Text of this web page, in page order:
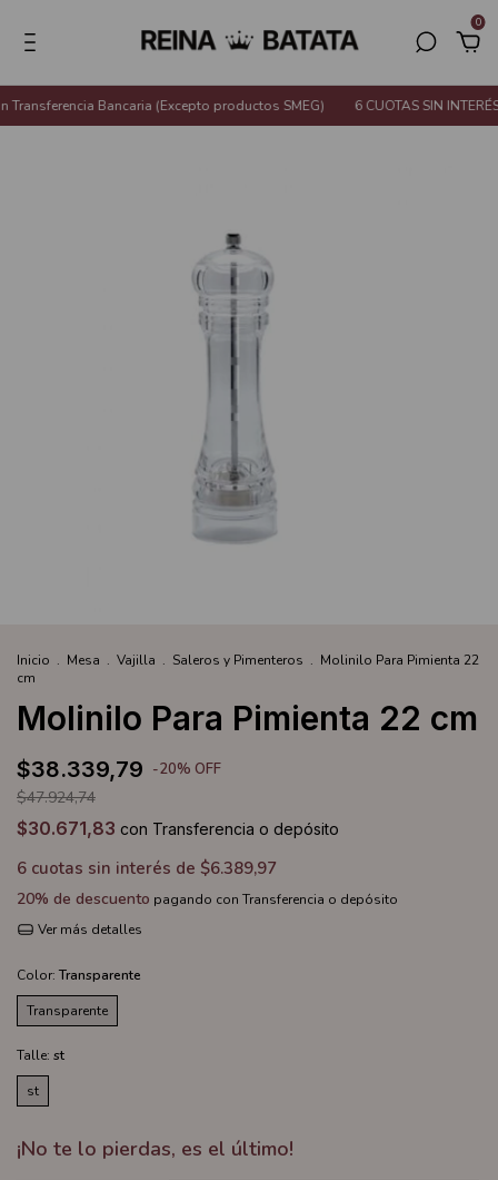
0
Bancaria (Excepto productos SMEG) 6 CUOTAS SIN
Inicio . Mesa . Vajilla . Saleros y Pimenteros . Molinilo Para Pimienta 22
cm
Molinilo Para Pimienta 22 cm
$38.339,79 -20% OFF
$47.924,74
$30.671,83 con Transferencia o depósito
6 cuotas sin interés de $6.389,97
20% de descuento pagando con Transferencia o depósito
Ver más detalles
Color: Transparente
Transparente
Talle: st
st
¡No te lo pierdas, es el último!